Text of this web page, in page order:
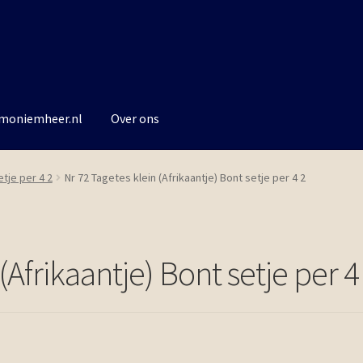
Over ons
per 4 2 Nr 72 Tagetes klein (Afrikaantje) Bont setje per 4 2
Bont setje per